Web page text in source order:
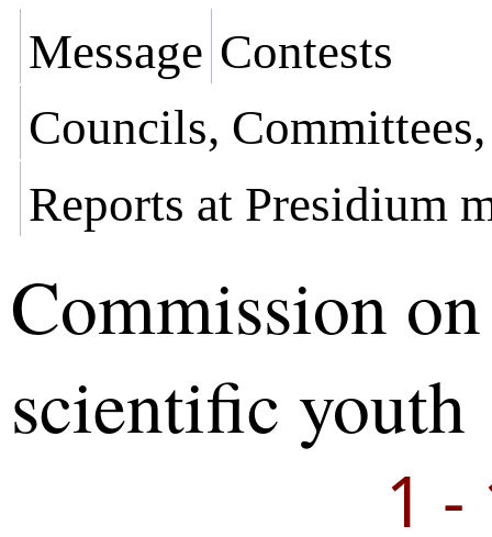
Message Contests
Councils,
Reports at Presidium
Commission
scientific youth
1